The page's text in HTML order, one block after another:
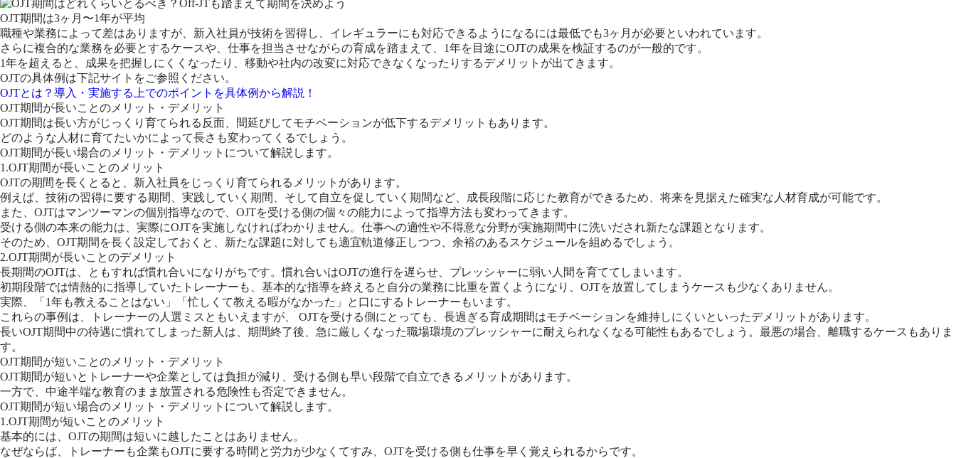
OJT期間は3ヶ月〜1年が平均
職種や業務によって差はありますが、新入社員が技術を習得し、イレギュラーにも対応できるようになるには最低でも3ヶ月が必要といわれています。
さらに複合的な業務を必要とするケースや、仕事を担当させながらの育成を踏まえて、1年を目途にOJTの成果を検証するのが一般的です。
1年を超えると、成果を把握しにくくなったり、移動や社内の改変に対応できなくなったりするデメリットが出てきます。
OJTの具体例は下記サイトをご参照ください。
OJTとは？導入・実施する上でのポイントを具体例から解説！
OJT期間が長いことのメリット・デメリット
OJT期間は長い方がじっくり育てられる反面、間延びしてモチベーションが低下するデメリットもあります。
どのような人材に育てたいかによって長さも変わってくるでしょう。
OJT期間が長い場合のメリット・デメリットについて解説します。
1.OJT期間が長いことのメリット
OJTの期間を長くとると、新入社員をじっくり育てられるメリットがあります。
例えば、技術の習得に要する期間、実践していく期間、そして自立を促していく期間など、成長段階に応じた教育ができるため、将来を見据えた確実な人材育成が可能です。
また、OJTはマンツーマンの個別指導なので、OJTを受ける側の個々の能力によって指導方法も変わってきます。
受ける側の本来の能力は、実際にOJTを実施しなければわかりません。仕事への適性や不得意な分野が実施期間中に洗いだされ新たな課題となります。
そのため、OJT期間を長く設定しておくと、新たな課題に対しても適宜軌道修正しつつ、余裕のあるスケジュールを組めるでしょう。
2.OJT期間が長いことのデメリット
長期間のOJTは、ともすれば慣れ合いになりがちです。慣れ合いはOJTの進行を遅らせ、プレッシャーに弱い人間を育ててしまいます。
初期段階では情熱的に指導していたトレーナーも、基本的な指導を終えると自分の業務に比重を置くようになり、OJTを放置してしまうケースも少なくありません。
実際、「1年も教えることはない」「忙しくて教える暇がなかった」と口にするトレーナーもいます。
これらの事例は、トレーナーの人選ミスともいえますが、 OJTを受ける側にとっても、長過ぎる育成期間はモチベーションを維持しにくいといったデメリットがあります。
長いOJT期間中の待遇に慣れてしまった新人は、期間終了後、急に厳しくなった職場環境のプレッシャーに耐えられなくなる可能性もあるでしょう。最悪の場合、離職するケースもありま
す。
OJT期間が短いことのメリット・デメリット
OJT期間が短いとトレーナーや企業としては負担が減り、受ける側も早い段階で自立できるメリットがあります。
一方で、中途半端な教育のまま放置される危険性も否定できません。
OJT期間が短い場合のメリット・デメリットについて解説します。
1.OJT期間が短いことのメリット
基本的には、OJTの期間は短いに越したことはありません。
なぜならば、トレーナーも企業もOJTに要する時間と労力が少なくてすみ、OJTを受ける側も仕事を早く覚えられるからです。